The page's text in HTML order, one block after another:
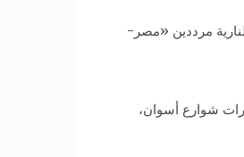
مرددين «مصر-
شوارع أسوان،